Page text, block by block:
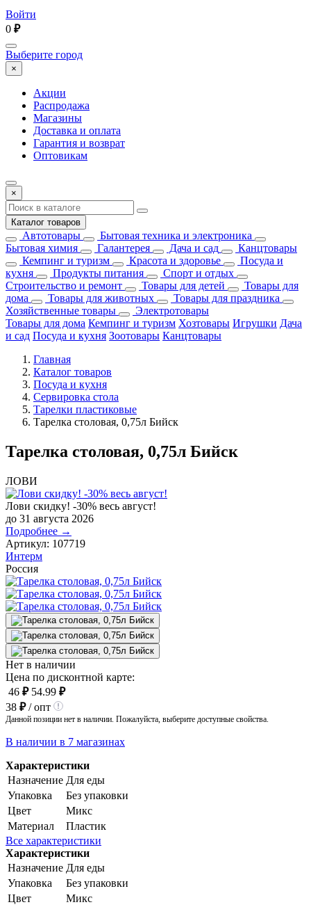
Войти
0 ₽
Выберите город
×
Акции
Распродажа
Магазины
Доставка и оплата
Гарантия и возврат
Оптовикам
×
Каталог товаров
Автотовары
Бытовая техника и электроника
Бытовая химия
Галантерея Дача и сад
Канцтовары
Кемпинг и туризм
Красота и здоровье
Посуда и
кухня
Продукты питания
Спорт и отдых
Строительство и ремонт
Товары для детей
Товары для
дома
Товары для животных
Товары для праздника
Хозяйственные товары
Электротовары
Товары для дома Кемпинг и туризм Хозтовары Игрушки Дача
и сад Посуда и кухня Зоотовары Канцтовары
Главная
Каталог товаров
Посуда и кухня
Сервировка стола
Тарелки пластиковые
Тарелка столовая, 0,75л Бийск
Тарелка столовая, 0,75л Бийск
ЛОВИ
Лови скидку! -30% весь август!
до 31 августа 2026
Подробнее →
Артикул: 107719
Интерм
Россия
Нет в наличии
Цена по дисконтной карте:
46 ₽ 54.99 ₽
38 ₽/ опт
Данной позиции нет в наличии. Пожалуйста, выберите доступные свойства.
В наличии в 7 магазинах
Характеристики
Назначение Для еды
Упаковка
Без упаковки
Цвет
Микс
Материал
Пластик
Все характеристики
Характеристики
Назначение Для еды
Упаковка
Без упаковки
Цвет
Микс